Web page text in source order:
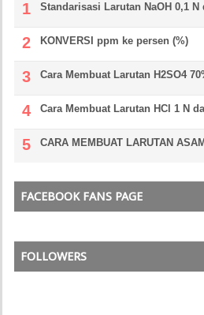
Standarisasi Larutan NaOH 0,1
KONVERSI ppm ke persen (%)
Cara Membuat Larutan H2SO4
Cara Membuat Larutan HCl 1 N
CARA MEMBUAT LARUTAN
FACEBOOK FANS PAGE
FOLLOWERS